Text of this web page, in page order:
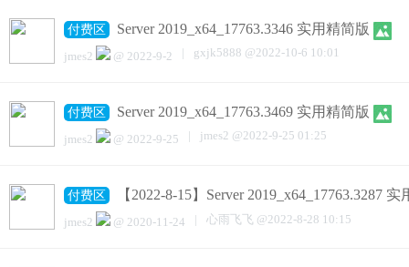
付费区 Server 2019_x64_17763.3346 实用精简版
jmes2 @ 2022-9-2 | gxjk5888 @2022-10-6 10:01
付费区 Server 2019_x64_17763.3469 实用精简版
jmes2 @ 2022-9-25 | jmes2 @2022-9-25 01:25
付费区 【2022-8-15】Server 2019_x64_17763.3287
jmes2 @ 2020-11-24 | 心雨飞飞 @2022-8-28 10:15